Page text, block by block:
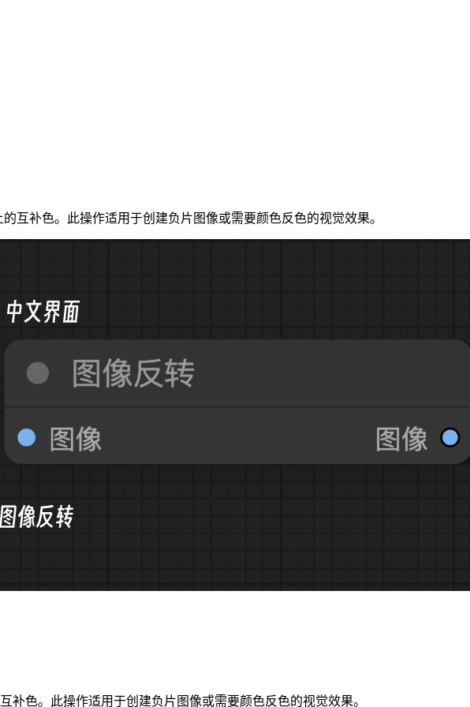
互补色。此操作适用于创建负片图像或需要颜色反色的视觉效果。
色。此操作适用于创建负片图像或需要颜色反色的视觉效果。